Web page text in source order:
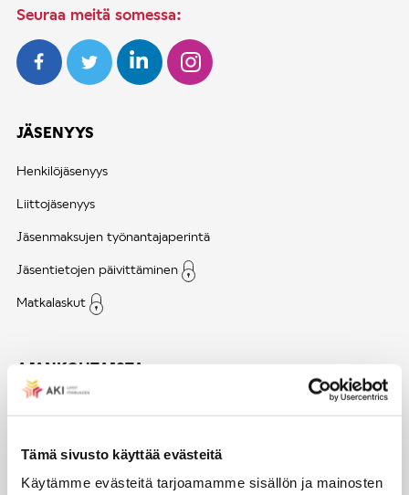
Tämä sivusto käyttää evästeitä
Käytämme evästeitä tarjoamamme sisällön ja mainosten
Seuraa meitä somessa:
JÄSENYYS
Henkilöjäsenyys
Liittojäsenyys
Jäsenmaksujen työnantajaperintä
Jäsentietojen päivittäminen
Matkalaskut
AJANKOHTAISTA